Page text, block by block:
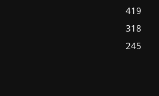
419
318
245